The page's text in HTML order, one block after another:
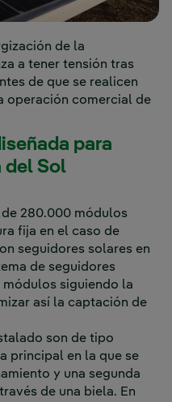
de la
a tener tensión tras
de que se realicen
operación comercial de
para
del Sol
de 280.000 módulos
fija en el caso de
seguidores solares en
de seguidores
siguiendo la
así la captación de
son de tipo
principal en la que se
y una segunda
de una biela. En